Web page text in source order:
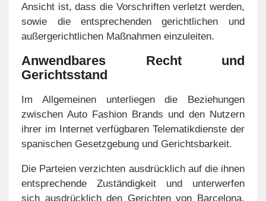
Ansicht ist, dass die Vorschriften verletzt werden,
sowie die entsprechenden gerichtlichen und
außergerichtlichen Maßnahmen einzuleiten.
Anwendbares Recht und
Gerichtsstand
Im Allgemeinen unterliegen die Beziehungen
zwischen Auto Fashion Brands und den Nutzern
ihrer im Internet verfügbaren Telematikdienste der
spanischen Gesetzgebung und Gerichtsbarkeit.
Die Parteien verzichten ausdrücklich auf die ihnen
entsprechende Zuständigkeit und unterwerfen
sich ausdrücklich den Gerichten von Barcelona,